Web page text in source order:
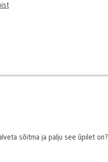
sõitma ja palju see üpilet on?